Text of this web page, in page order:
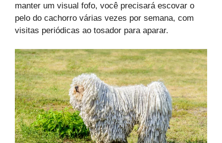
manter um visual fofo, você precisará escovar o
pelo do cachorro várias vezes por semana, com
visitas periódicas ao tosador para aparar.